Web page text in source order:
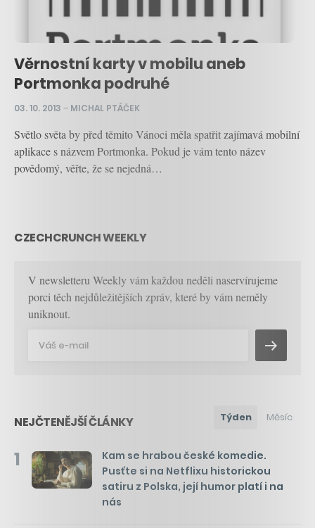
Věrnostní karty v mobilu aneb
Portmonka podruhé
03. 10. 2013 – MICHAL PTÁČEK
Světlo světa by před těmito Vánoci měla spatřit zajímavá mobilní
aplikace s názvem Portmonka. Pokud je vám tento název
povědomý, věřte, že se nejedná…
CZECHCRUNCH WEEKLY
V newsletteru Weekly vám každou neděli naservírujeme
porci těch nejdůležitějších zpráv, které by vám neměly
uniknout.
NEJČTENĚJŠÍ ČLÁNKY Týden Měsíc
1
Kam se hrabou české komedie.
Pusťte si na Netflixu historickou
satiru z Polska, její humor platí i na
nás